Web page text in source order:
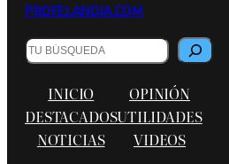
PROFELANDIA.COM
Buscar
INICIO
DESTACADOS
NOTICIAS
OPINIÓN
UTILIDADES
VIDEOS